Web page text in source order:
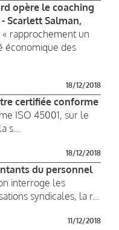
opère le coaching
Scarlett Salman,
« rapprochement un
économique des
18/12/2018
certifiée conforme
ISO 45001, sur le
s...
18/12/2018
du personnel
interroge les
syndicales, la r...
11/12/2018